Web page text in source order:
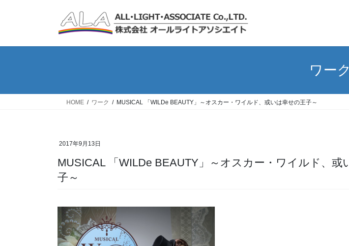
ワーク
HOME ワーク MUSICAL 「WILDe BEAUTY」～オスカー・ワイルド、或いは幸せの王子～
2017年9月13日
MUSICAL 「WILDe BEAUTY」～オスカー・ワイルド、或いは幸せの王
子～